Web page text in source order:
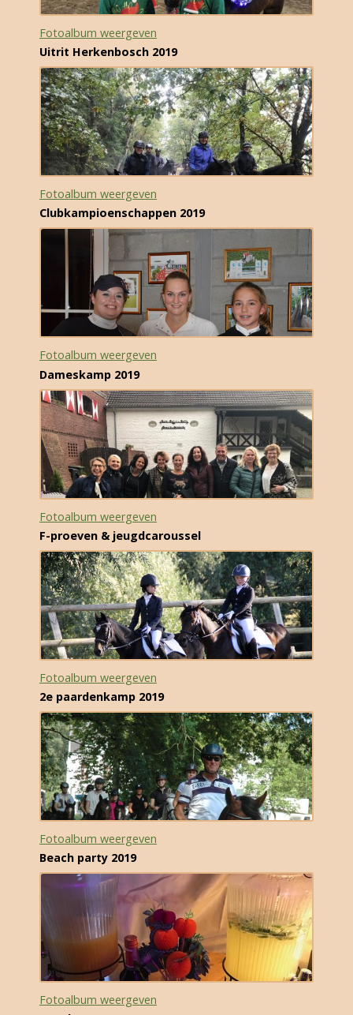
Fotoalbum weergeven
Uitrit Herkenbosch 2019
Fotoalbum weergeven
Clubkampioenschappen 2019
Fotoalbum weergeven
Dameskamp 2019
Fotoalbum weergeven
F-proeven & jeugdcaroussel
Fotoalbum weergeven
2e paardenkamp 2019
Fotoalbum weergeven
Beach party 2019
Fotoalbum weergeven